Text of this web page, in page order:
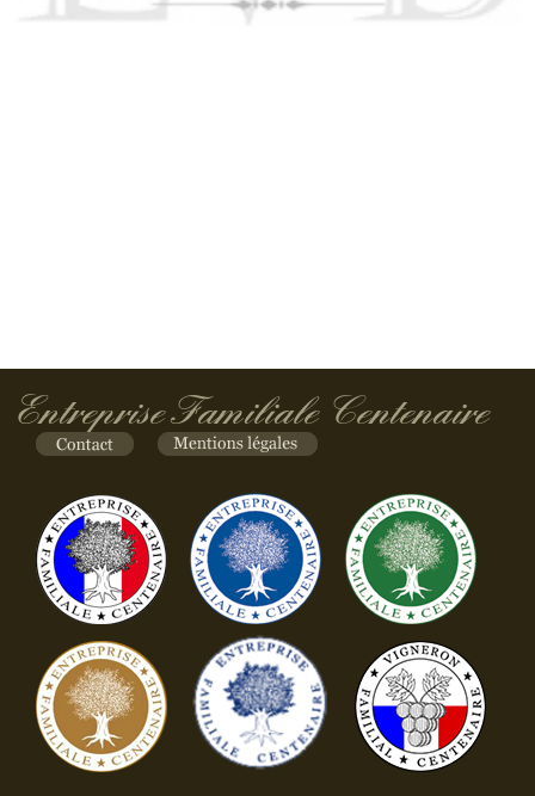
Entreprise Familiale Centenaire